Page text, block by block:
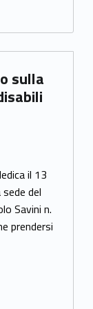
sulla
il 13
del
Savini n.
prendersi